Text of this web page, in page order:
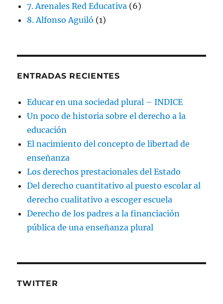
7. Arenales Red Educativa (6)
8. Alfonso Aguiló (1)
ENTRADAS RECIENTES
Educar en una sociedad plural – INDICE
Un poco de historia sobre el derecho a la
educación
El nacimiento del concepto de libertad de
enseñanza
Los derechos prestacionales del Estado
Del derecho cuantitativo al puesto escolar al
derecho cualitativo a escoger escuela
Derecho de los padres a la financiación
pública de una enseñanza plural
TWITTER